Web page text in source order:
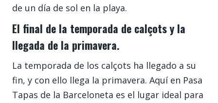
de un día de sol en la playa.
El final de la temporada de calçots y la
llegada de la primavera.
La temporada de los calçots ha llegado a su
fin, y con ello llega la primavera. Aquí en Pasa
Tapas de la Barceloneta es el lugar ideal para